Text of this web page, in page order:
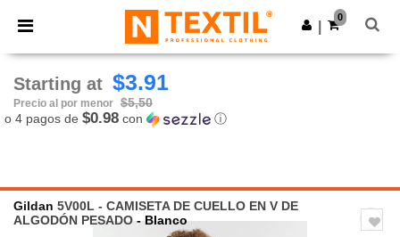
× App de Ntextil
¡Mejores precios en app!
Descargar app
0
Starting at $3.91
Precio al por menor $5,50
o 4 pagos de $0.98 con ⓘ
Gildan 5V00L - CAMISETA DE CUELLO EN V DE
ALGODÓN PESADO- Blanco